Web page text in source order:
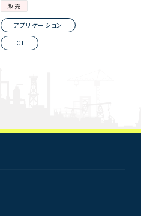
販売
アプリケーション
ICT